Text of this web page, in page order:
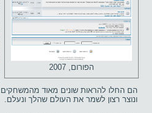
הפורום, 2007
הם החלו להראות שונים מאוד מהמשחקים
ונוצר רצון לשמר את העולם שהלך ונעלם.